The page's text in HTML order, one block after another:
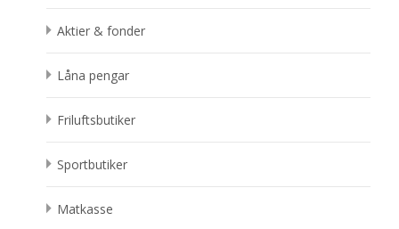
Aktier & fonder
Låna pengar
Friluftsbutiker
Sportbutiker
Matkasse